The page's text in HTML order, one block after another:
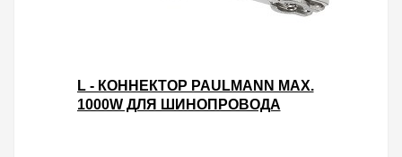
L - КОННЕКТОР PAULMANN MAX.
1000W ДЛЯ ШИНОПРОВОДА